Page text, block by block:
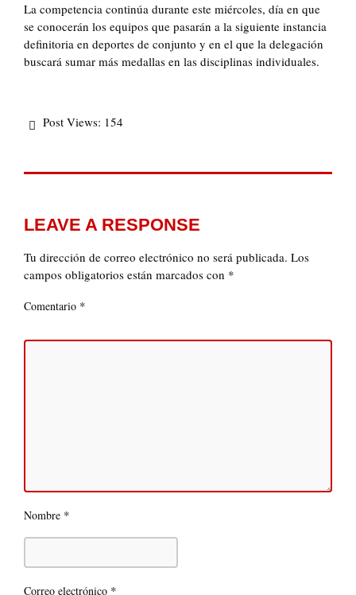
La competencia continúa durante este miércoles, día en que
se conocerán los equipos que pasarán a la siguiente instancia
definitoria en deportes de conjunto y en el que la delegación
buscará sumar más medallas en las disciplinas individuales.
Post Views: 154
LEAVE A RESPONSE
Tu dirección de correo electrónico no será publicada. Los
campos obligatorios están marcados con *
Comentario *
Nombre *
Correo electrónico *